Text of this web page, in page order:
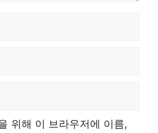
위해 이 브라우저에 이름,